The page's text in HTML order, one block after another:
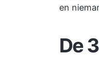
en
De